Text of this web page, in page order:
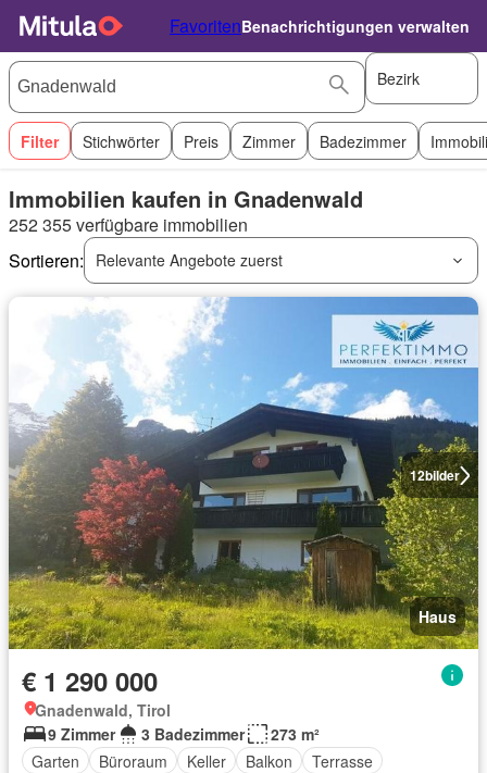
FavoritenBenachrichtigungen verwalten
Bezirk
Filter Stichwörter Preis Zimmer Badezimmer
Immobilien kaufen in Gnadenwald
252 355 verfügbare immobilien
Sortieren:
Relevante Angebote zuerst
12bilder
Haus
€ 1 290 000
Gnadenwald, Tirol
9 Zimmer
3 Badezimmer
273 m²
Garten
Büroraum Keller Balkon
Terrasse